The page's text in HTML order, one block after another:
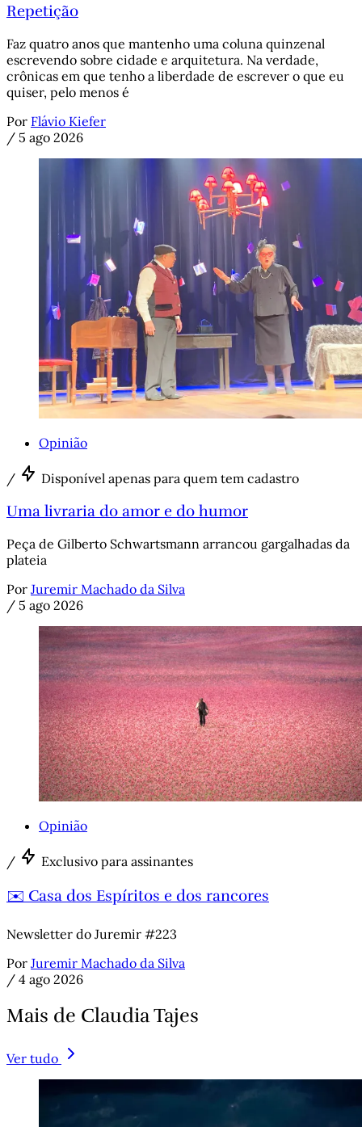
Repetição
Faz quatro anos que mantenho uma coluna quinzenal
escrevendo sobre cidade e arquitetura. Na verdade,
crônicas em que tenho a liberdade de escrever o que eu
quiser, pelo menos é
Por Flávio Kiefer
/ 5 ago 2026
Opinião
/ Disponível apenas para quem tem cadastro
Uma livraria do amor e do humor
Peça de Gilberto Schwartsmann arrancou gargalhadas da
plateia
Por Juremir Machado da Silva
/ 5 ago 2026
Opinião
/ Exclusivo para assinantes
✉️ Casa dos Espíritos e dos rancores
Newsletter do Juremir #223
Por Juremir Machado da Silva
/ 4 ago 2026
Mais de Claudia Tajes
Ver tudo